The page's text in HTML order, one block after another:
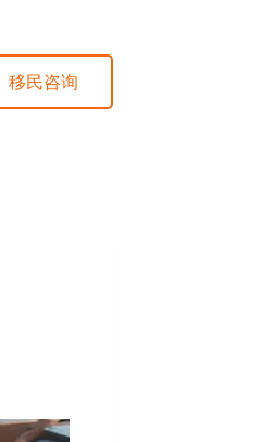
移民咨询